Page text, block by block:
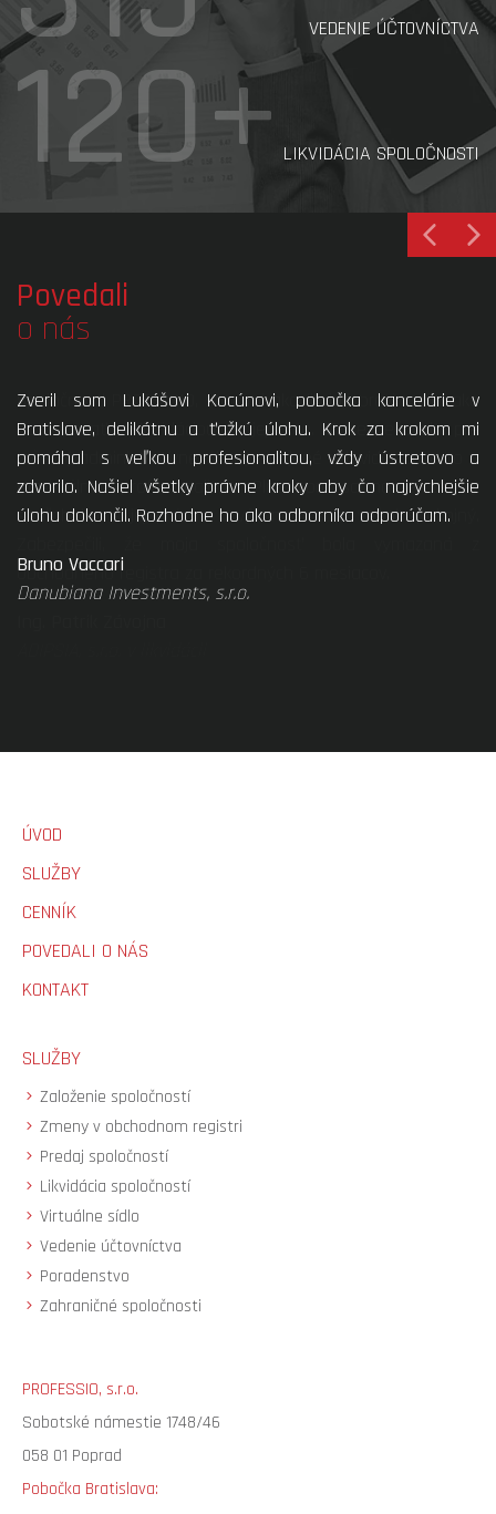
VEDENIE ÚČTOVNÍCTVA
LIKVIDÁCIA SPOLOČNOSTI
120+
Povedali
o nás
Zveril som Lukášovi Kocúnovi, pobočka kancelárie v
Bratislave, delikátnu a ťažkú úlohu. Krok za krokom mi
pomáhal s veľkou profesionalitou, vždy ústretovo a
zdvorilo. Našiel všetky právne kroky aby čo najrýchlejšie
úlohu dokončil. Rozhodne ho ako odborníka odporúčam.
Bruno Vaccari
Danubiana Investments, s.r.o.
ÚVOD
SLUŽBY
CENNÍK
POVEDALI O NÁS
KONTAKT
SLUŽBY
Založenie spoločností
Zmeny v obchodnom registri
Predaj spoločností
Likvidácia spoločností
Virtuálne sídlo
Vedenie účtovníctva
Poradenstvo
Zahraničné spoločnosti
PROFESSIO, s.r.o.
Sobotské námestie 1748/46
058 01 Poprad
Pobočka Bratislava: